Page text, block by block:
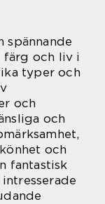
spännande
och liv i
typer och
och
och
och
fantastisk